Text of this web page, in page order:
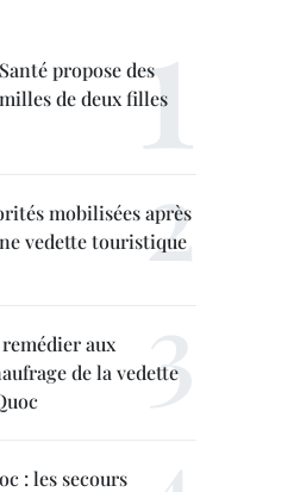
propose des
de deux filles
mobilisées après
vedette touristique
aux
de la vedette
: les secours